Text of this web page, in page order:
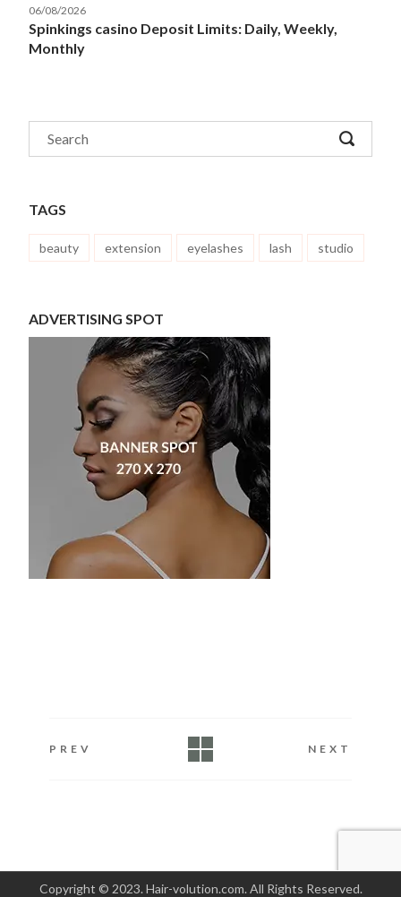
06/08/2026
Spinkings casino Deposit Limits: Daily, Weekly,
Monthly
TAGS
beauty extension eyelashes lash studio
ADVERTISING SPOT
PREV NEXT
Copyright © 2023. Hair-volution.com. All Rights Reserved.